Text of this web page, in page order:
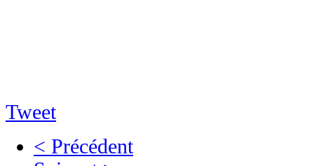
Tweet
< Précédent